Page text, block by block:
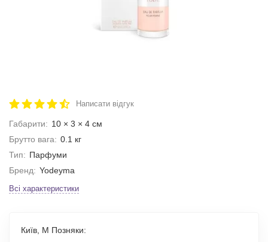
Написати відгук
Габарити: 10 × 3 × 4 см
Брутто вага: 0.1 кг
Тип: Парфуми
Бренд: Yodeyma
Всі характеристики
Київ, М Позняки: